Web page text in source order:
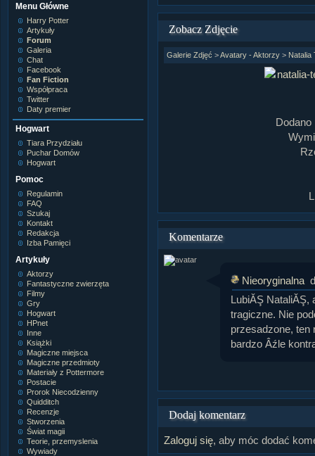
Menu Główne
Harry Potter
Artykuły
Forum
Galeria
Chat
Facebook
Fan Fiction
Współpraca
Twitter
Daty premier
Hogwart
Tiara Przydziału
Puchar Domów
Hogwart
Pomoc
Regulamin
FAQ
Szukaj
Kontakt
Redakcja
Izba Pamięci
Artykuły
Aktorzy
Fantastyczne zwierzęta
Filmy
Gry
Hogwart
HPnet
Inne
Książki
Magiczne miejsca
Magiczne przedmioty
Materiały z Pottermore
Postacie
Prorok Niecodzienny
Quidditch
Recenzje
Stworzenia
Świat magii
Teorie, przemyslenia
Wywiady
Zobacz Zdjęcie
Galerie Zdjęć >Avatary - Aktorzy> Natalia
Komentarze
Nieoryginalna
LubiĂŞ NataliĂŞ,
tragiczne. Nie
przesadzone, ten
bardzo Âźle
Dodaj komentarz
Zaloguj się, aby móc dodać